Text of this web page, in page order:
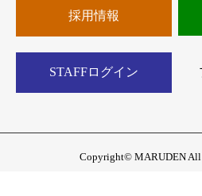
採用情報
STAFFログイン
Copyright© MARUDEN All